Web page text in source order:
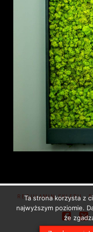
REGULAMIN SKLEPU
X
Ta strona korzysta z
najwyższym poziomie.
że